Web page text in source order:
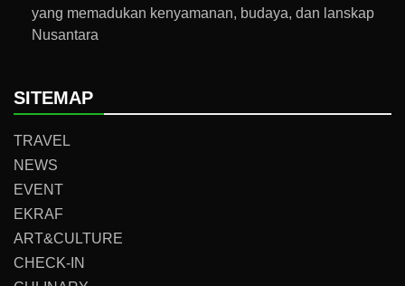
yang memadukan kenyamanan, budaya, dan lanskap
Nusantara
SITEMAP
TRAVEL
NEWS
EVENT
EKRAF
ART&CULTURE
CHECK-IN